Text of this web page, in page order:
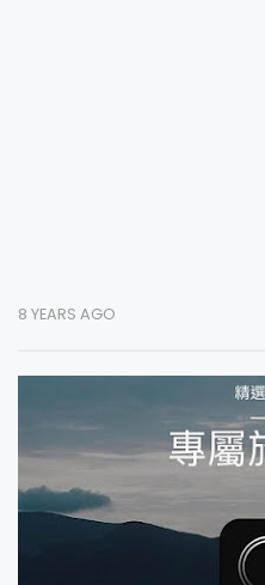
8 YEARS AGO